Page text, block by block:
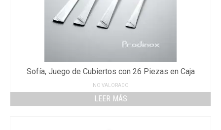
Sofía, Juego de Cubiertos con 26 Piezas en Caja
NO VALORADO
LEER MÁS